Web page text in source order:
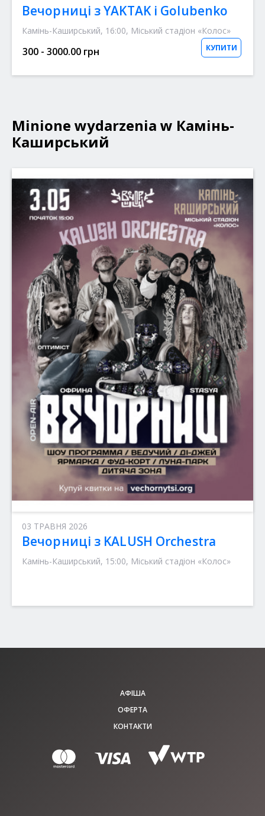
Вечорниці з YAKTAK і Golubenko
Камінь-Каширський, 16:00, Міський стадіон «Колос»
КУПИТИ
300 - 3000.00 грн
Minione wydarzenia w Камінь-
Каширський
03 ТРАВНЯ 2026
Вечорниці з KALUSH Orchestra
Камінь-Каширський, 15:00, Міський стадіон «Колос»
АФІША
ОФЕРТА
КОНТАКТИ